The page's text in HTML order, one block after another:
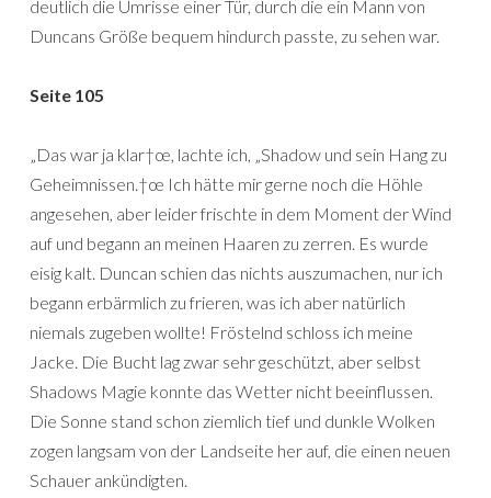
deutlich die Umrisse einer Tür, durch die ein Mann von
Duncans Größe bequem hindurch passte, zu sehen war.
Seite 105
„Das war ja klar†œ, lachte ich, „Shadow und sein Hang zu
Geheimnissen.†œ Ich hätte mir gerne noch die Höhle
angesehen, aber leider frischte in dem Moment der Wind
auf und begann an meinen Haaren zu zerren. Es wurde
eisig kalt. Duncan schien das nichts auszumachen, nur ich
begann erbärmlich zu frieren, was ich aber natürlich
niemals zugeben wollte! Fröstelnd schloss ich meine
Jacke. Die Bucht lag zwar sehr geschützt, aber selbst
Shadows Magie konnte das Wetter nicht beeinflussen.
Die Sonne stand schon ziemlich tief und dunkle Wolken
zogen langsam von der Landseite her auf, die einen neuen
Schauer ankündigten.